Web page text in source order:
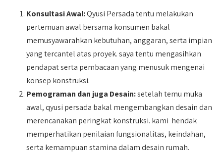
Konsultasi Awal:Qyusi Persada tentu melakukan
pertemuan awal bersama konsumen bakal
memusyawarahkan kebutuhan, anggaran, serta impian
yang tercantel atas proyek. saya tentu mengasihkan
pendapat serta pembacaan yang menusuk mengenai
konsep konstruksi.
Pemograman dan juga Desain:setelah temu muka
awal, qyusi persada bakal mengembangkan desain dan
merencanakan peringkat konstruksi. kami hendak
memperhatikan penilaian fungsionalitas, keindahan,
serta kemampuan stamina dalam desain rumah.